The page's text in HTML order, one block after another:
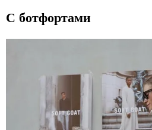
С ботфортами